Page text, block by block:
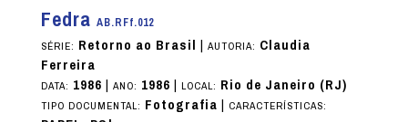
Fedra AB.RFf.012
SÉRIE: Retorno ao Brasil | AUTORIA: Claudia
Ferreira
DATA: 1986| ANO: 1986| LOCAL: Rio de Janeiro (RJ)
TIPO DOCUMENTAL: Fotografia| CARACTERÍSTICAS: